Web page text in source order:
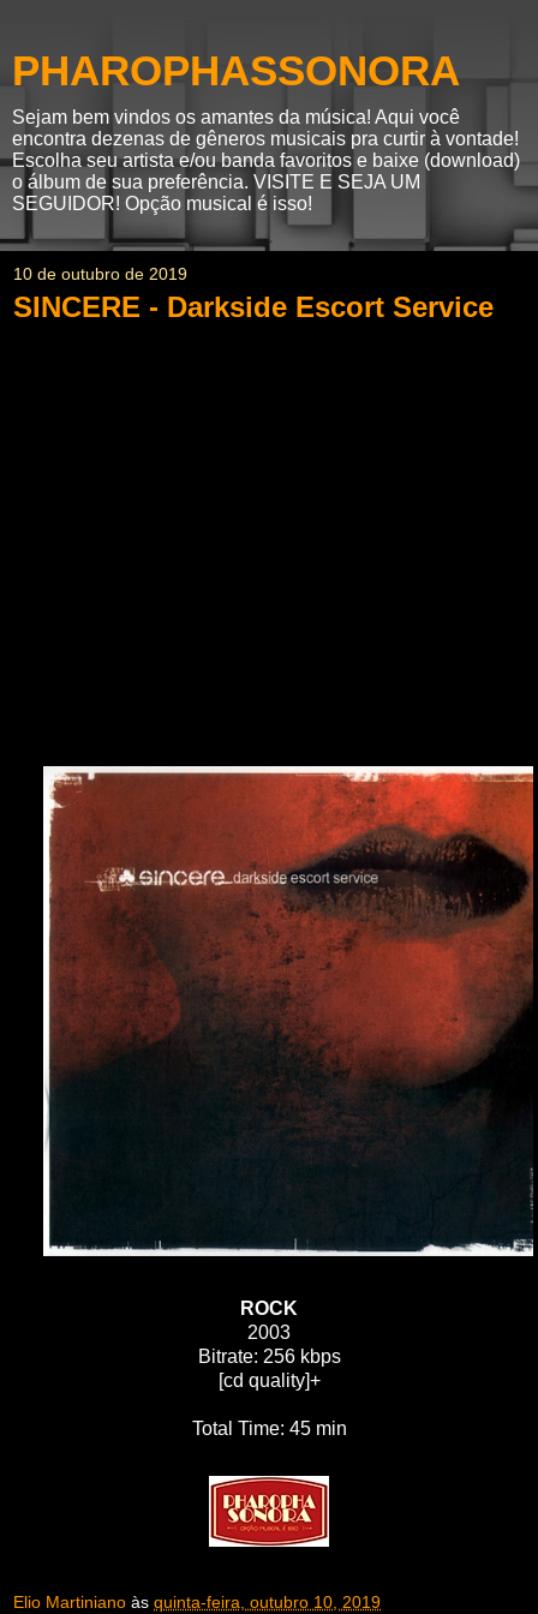
PHAROPHASSONORA
Sejam bem vindos os amantes da música! Aqui você
encontra dezenas de gêneros musicais pra curtir à vontade!
Escolha seu artista e/ou banda favoritos e baixe (download)
o álbum de sua preferência. VISITE E SEJA UM
SEGUIDOR! Opção musical é isso!
10 de outubro de 2019
SINCERE - Darkside Escort Service
ROCK
2003
Bitrate: 256 kbps
[cd quality]+
Total Time: 45 min
Elio Martiniano às quinta-feira, outubro 10, 2019